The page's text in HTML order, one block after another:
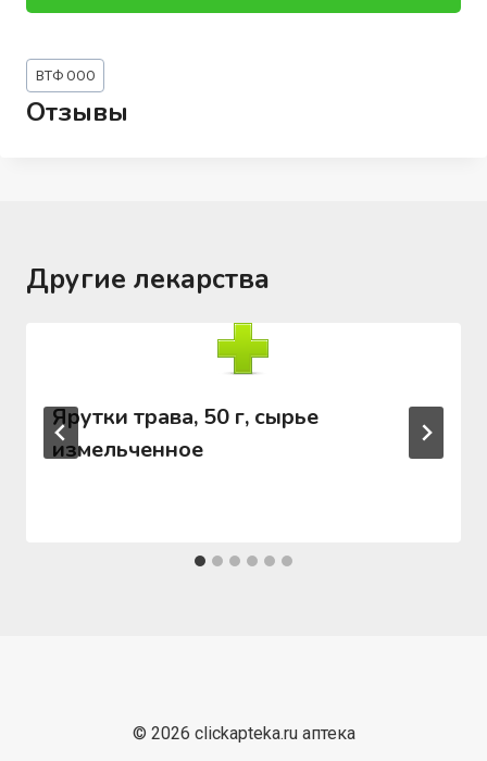
Метки
записи:
ВТФ ООО
Отзывы
Другие лекарства
Ярутки трава, 50 г, сырье
измельченное
© 2026 clickapteka.ru аптека